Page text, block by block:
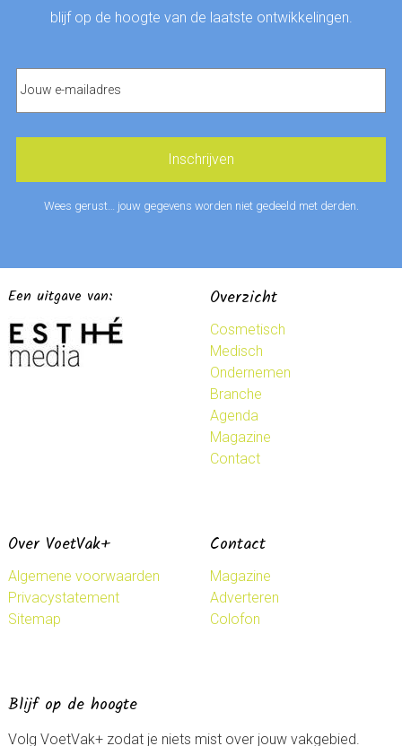
blijf op de hoogte van de laatste ontwikkelingen.
Wees gerust… jouw gegevens worden niet gedeeld met derden.
Een uitgave van: Overzicht
Cosmetisch
Medisch
Ondernemen
Branche
Agenda
Magazine
Contact
Over VoetVak+
Algemene voorwaarden
Privacystatement
Sitemap
Contact
Magazine
Adverteren
Colofon
Blijf op de hoogte
Volg VoetVak+ zodat je niets mist over jouw vakgebied.